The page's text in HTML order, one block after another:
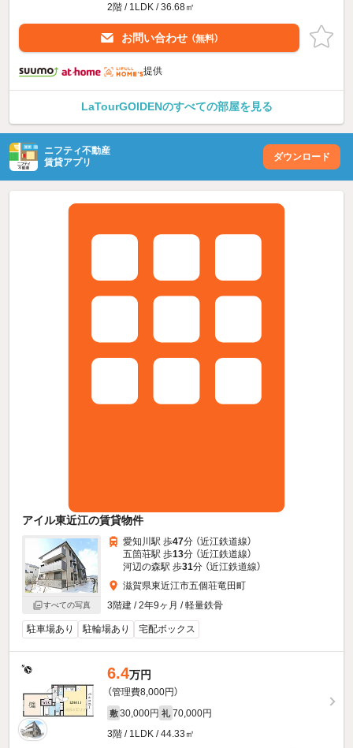
2階 / 1LDK / 36.68㎡
お問い合わせ （無料）
提供
LaTourGOIDENのすべての部屋を見る
ニフティ不動産
賃貸アプリ
ダウンロード
アイル東近江の賃貸物件
すべての写真
愛知川駅 歩47分 （近江鉄道線）
五箇荘駅 歩13分 （近江鉄道線）
河辺の森駅 歩31分 （近江鉄道線）
滋賀県東近江市五個荘竜田町
3階建 / 2年9ヶ月 / 軽量鉄骨
駐車場あり 駐輪場あり 宅配ボックス
6.4万円
（管理費8,000円）
敷 30,000円 礼 70,000円
3階 / 1LDK / 44.33㎡